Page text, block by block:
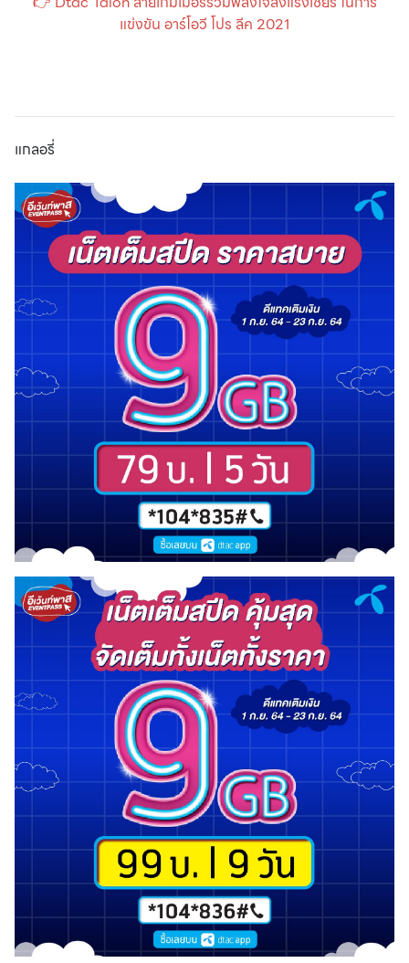
แข่งขัน อาร์โอวี โปร ลีค 2021
แกลอรี่